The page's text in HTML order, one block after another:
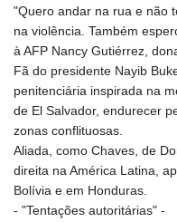
"Quero andar na rua e não
na violência. Também
à AFP Nancy Gutiérrez,
Fã do presidente Nayib
penitenciária inspirada na
de El Salvador, endurecer
zonas conflituosas.
Aliada, como Chaves, de
direita na América Latina,
Bolívia e em Honduras.
- "Tentações autoritárias" -